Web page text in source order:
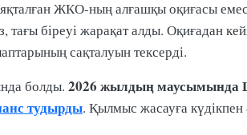
ЖКО-ның алғашқы оқиғасы
тағы біреуі жарақат алды. Оқиғадан
сақталуын тексерді.
болды. 2026 жылдың маусымында
тудырды. Қылмыс жасауға